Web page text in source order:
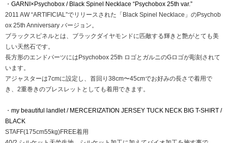
・ GARNI×Psychobox / Black Spinel Necklace “Psychobox 25th var.”
2011 AW “ARTIFICIAL”でリリースされた「Black Spinel Necklace」のPsychob
ox 25th Anniversary バージョン。
ブラックスピネルとは、ブラックダイヤモンドに匹敵する輝きと艶がとても美
しい天然石です。
長方形のエンドパーツにはPsychobox 25th ロゴとガルニのGロゴが彫刻されて
います。
アジャスターは7cmに設定し、首回り38cm〜45cmでお好みの長さで着用で
き、2重巻きのブレスレットとしても着用できます。
・ my beautiful landlet / MERCERIZATION JERSEY TUCK NECK BIG T-SHIRT /
BLACK
STAFF(175cm55kg)FREE着用